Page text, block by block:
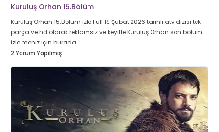
Kuruluş Orhan 15.Bölüm
Kuruluş Orhan 15.Bölüm izle Full 18 Şubat 2026 tarihli atv dizisi tek
parça ve hd olarak reklamsız ve keyifle Kuruluş Orhan son bölüm
izle meniz için burada.
2 Yorum Yapılmış